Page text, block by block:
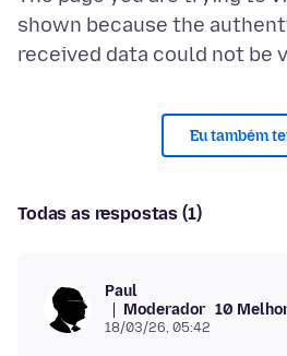
shown because the
Eu também
Todas as respostas (1)
Paul
Moderador 10
18/03/26, 05:42